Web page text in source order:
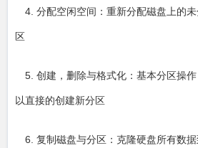
4. 分配空闲空间：重新分配磁盘上的
区
5. 创建，删除与格式化：基本分区操
以直接的创建新分区
6. 复制磁盘与分区：克隆硬盘所有数